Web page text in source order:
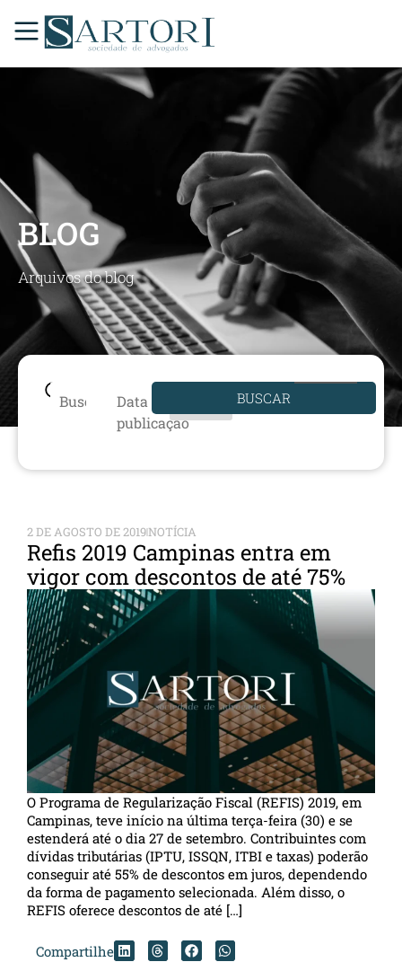
BLOG
Arquivos do blog
Data de
publicação
BUSCAR
2 DE AGOSTO DE 2019NOTÍCIA
Refis 2019 Campinas entra em
vigor com descontos de até 75%
O Programa de Regularização Fiscal (REFIS) 2019, em
Campinas, teve início na última terça-feira (30) e se
estenderá até o dia 27 de setembro. Contribuintes com
dívidas tributárias (IPTU, ISSQN, ITBI e taxas) poderão
conseguir até 55% de descontos em juros, dependendo
da forma de pagamento selecionada. Além disso, o
REFIS oferece descontos de até […]
Compartilhe